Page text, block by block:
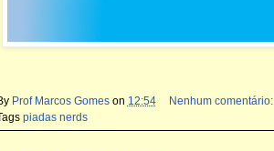
Prof Marcos Gomes on 12:54
Nenhum comentário:
piadas nerds